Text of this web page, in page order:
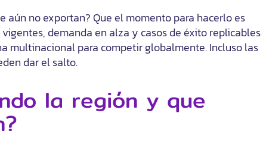
aún no exportan? Que el momento para hacerlo es
demanda en alza y casos de éxito replicables
multinacional para competir globalmente. Incluso las
dar el salto.
la región y que